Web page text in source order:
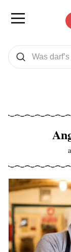
Was wollen Sie suchen
Suchen